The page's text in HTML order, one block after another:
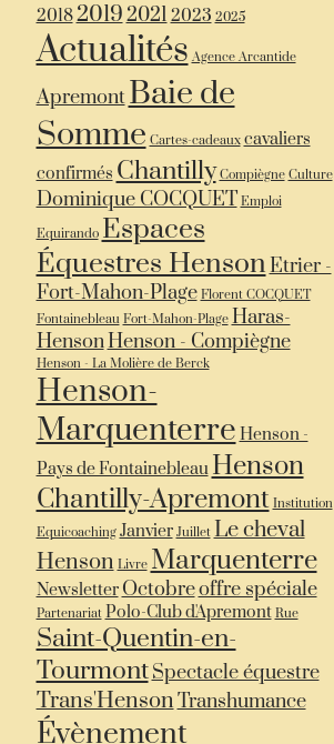
201820192021 2023 2025
Actualités Agence Arcantide
Apremont Baie de
Somme Cartes-cadeaux cavaliers
confirmés Chantilly Compiègne Culture
Dominique COCQUET Emploi
Equirando Espaces
Équestres HensonEtrier -
Fort-Mahon-Plage Florent COCQUET
Fontainebleau Fort-Mahon-Plage Haras-
HensonHenson - Compiègne
Henson - La Molière de Berck
Henson-
Marquenterre Henson -
Pays de Fontainebleau Henson
Chantilly-Apremont Institution
Equicoaching Janvier Juillet Le cheval
Henson Livre Marquenterre
Newsletter Octobreoffre spéciale
Partenariat Polo-Club d'Apremont Rue
Saint-Quentin-en-
Tourmont Spectacle équestre
Trans'HensonTranshumance
Évènement